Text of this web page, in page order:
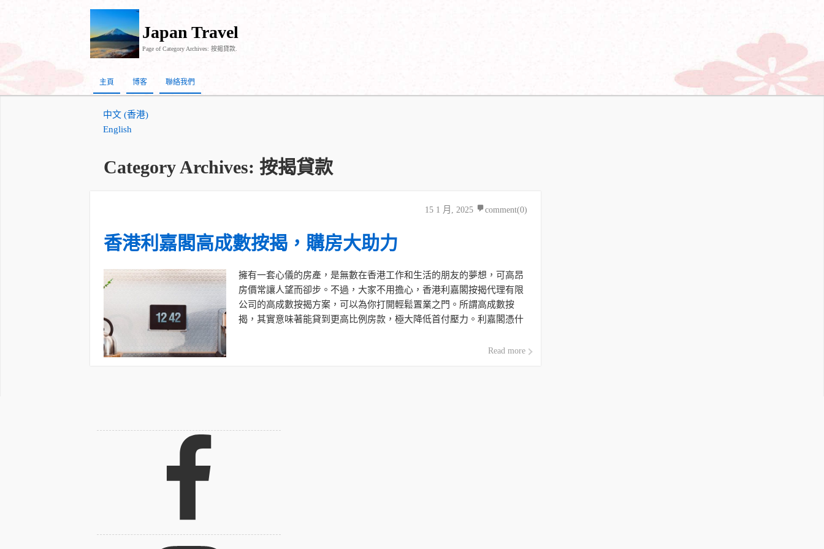
Japan Travel
Page of Category Archives: 按揭貸款.
主頁 博客 聯絡我們
中文 (香港)
English
Category Archives: 按揭貸款
15 1 月, 2025 comment(0)
香港利嘉閣高成數按揭，購房大助力
擁有一套心儀的房產，是無數在香港工作和生活的朋友的夢想，可高昂
房價常讓人望而卻步。不過，大家不用擔心，香港利嘉閣按揭代理有限
公司的高成數按揭方案，可以為你打開輕鬆置業之門。所謂高成數按
揭，其實意味著能貸到更高比例房款，極大降低首付壓力。利嘉閣憑什
Read more